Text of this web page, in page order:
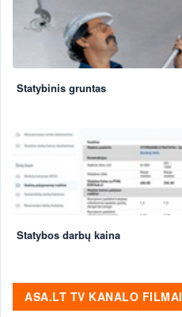
Statybinis gruntas
Statybos darbų kaina
ASA.LT TV KANALO FILMAI